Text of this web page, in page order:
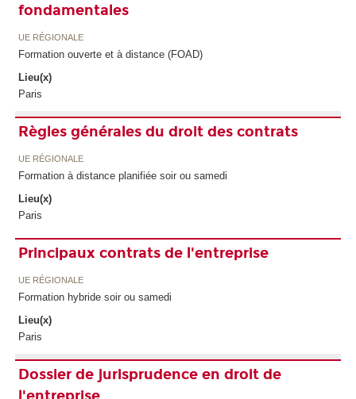
fondamentales
UE RÉGIONALE
Formation ouverte et à distance (FOAD)
Lieu(x)
Paris
Règles générales du droit des contrats
UE RÉGIONALE
Formation à distance planifiée soir ou samedi
Lieu(x)
Paris
Principaux contrats de l'entreprise
UE RÉGIONALE
Formation hybride soir ou samedi
Lieu(x)
Paris
Dossier de jurisprudence en droit de
l'entreprise